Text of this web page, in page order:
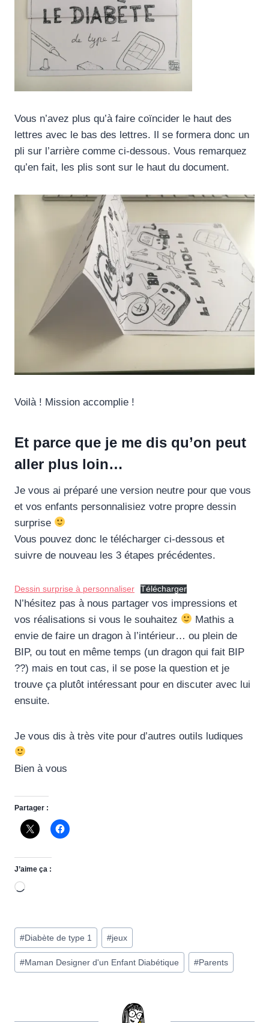
Vous n’avez plus qu’à faire coïncider le haut des
lettres avec le bas des lettres. Il se formera donc un
pli sur l’arrière comme ci-dessous. Vous remarquez
qu’en fait, les plis sont sur le haut du document.
Voilà ! Mission accomplie !
Et parce que je me dis qu’on peut
aller plus loin…
Je vous ai préparé une version neutre pour que vous
et vos enfants personnalisiez votre propre dessin
surprise
Vous pouvez donc le télécharger ci-dessous et
suivre de nouveau les 3 étapes précédentes.
Dessin surprise à personnaliser Télécharger
N’hésitez pas à nous partager vos impressions et
vos réalisations si vous le souhaitez
Mathis a
envie de faire un dragon à l’intérieur… ou plein de
BIP, ou tout en même temps (un dragon qui fait BIP
??) mais en tout cas, il se pose la question et je
trouve ça plutôt intéressant pour en discuter avec lui
ensuite.
Je vous dis à très vite pour d’autres outils ludiques
Bien à vous
Partager :
J’aime ça :
C
r
g
e
Étiquettes
de
la
#Diabète de type 1 #jeux
#Maman Designer d'un Enfant Diabétique #Parents